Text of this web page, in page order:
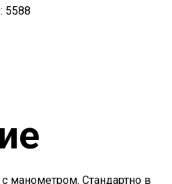
5588
манометром. Стандартно в